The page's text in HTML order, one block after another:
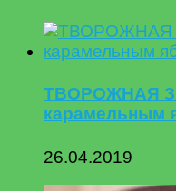
ТВОРОЖНАЯ
карамельным
26.04.2019